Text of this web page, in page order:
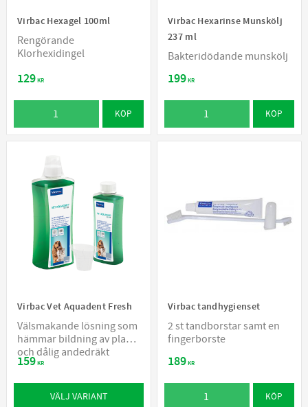
Virbac Hexagel 100ml
Rengörande
Klorhexidingel
129KR
KÖP
Virbac Hexarinse Munskölj
237 ml
Bakteridödande munskölj
199KR
KÖP
Virbac Vet Aquadent Fresh
Välsmakande lösning som
hämmar bildning av plack
och dålig andedräkt
159KR
VÄLJ VARIANT
Virbac tandhygienset
2 st tandborstar samt en
fingerborste
189KR
KÖP